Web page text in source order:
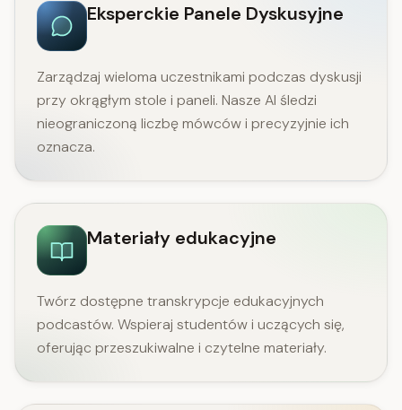
Eksperckie Panele Dyskusyjne
Zarządzaj wieloma uczestnikami podczas dyskusji
przy okrągłym stole i paneli. Nasze AI śledzi
nieograniczoną liczbę mówców i precyzyjnie ich
oznacza.
Materiały edukacyjne
Twórz dostępne transkrypcje edukacyjnych
podcastów. Wspieraj studentów i uczących się,
oferując przeszukiwalne i czytelne materiały.